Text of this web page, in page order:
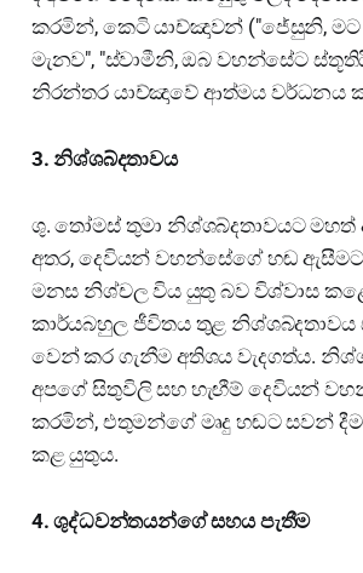
කරමින්, කෙටි යාච්ඤාවන් ("ජේසුනි,
මැනව", "ස්වාමීනි, ඔබ වහන්සේට
නිරන්තර යාච්ඤාවේ ආත්මය වර්ධනය
3. නිශ්ශබ්දතාවය
ශු. තෝමස් තුමා නිශ්ශබ්දතාවයට මහත්
අතර, දෙවියන් වහන්සේගේ හඬ
මනස නිශ්චල විය යුතු බව විශ්වාස
කාර්යබහුල ජීවිතය තුළ නිශ්ශබ්දතාවය
වෙන් කර ගැනීම අතිශය වැදගත්ය.
අපගේ සිතුවිලි සහ හැඟීම් දෙවියන්
කරමින්, එතුමන්ගේ මෘදු හඬට සවන්
කළ යුතුය.
4. ශුද්ධවන්තයන්ගේ සහය පැතීම